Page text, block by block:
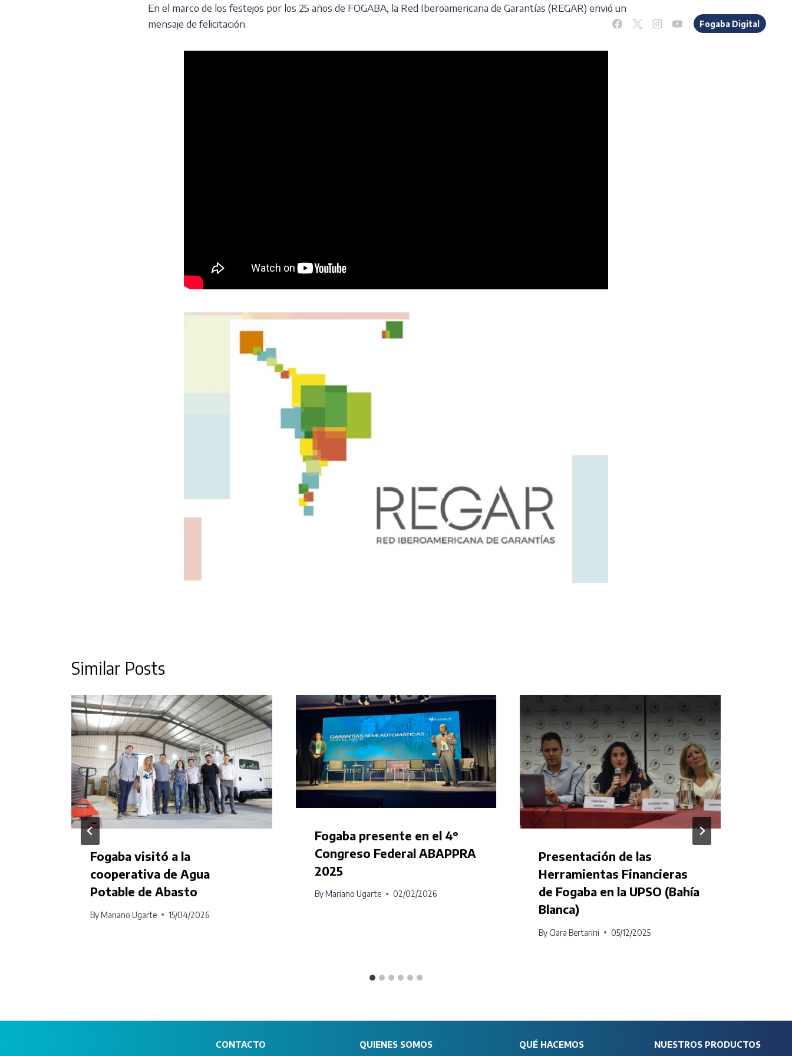
¿Quiénes somos? Fogaba Digital
En el marco de los festejos por los 25 años de FOGABA, la Red Iberoamericana de Garantías (REGAR) envió un
mensaje de felicitación.
Similar Posts
Fogaba visitó a la
cooperativa de Agua
Potable de Abasto
ByMariano Ugarte 15/04/2026
Fogaba presente en el 4°
Congreso Federal ABAPPRA
2025
ByMariano Ugarte 02/02/2026
Presentación de las
Herramientas Financieras
de Fogaba en la UPSO (Bahía
Blanca)
By Clara Bertarini 05/12/2025
CONTACTO QUIENES SOMOS QUÉ HACEMOS NUESTROS PRODUCTOS